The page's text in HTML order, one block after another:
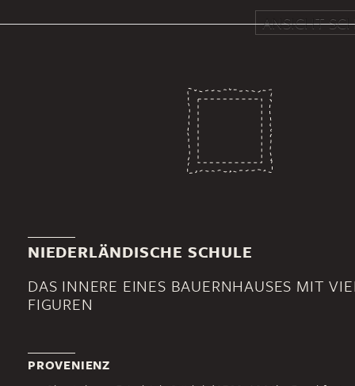
ANSICHT
NIEDERLÄNDISCHE SCHULE
DAS INNERE EINES BAUERNHAUSES MIT
FIGUREN
PROVENIENZ